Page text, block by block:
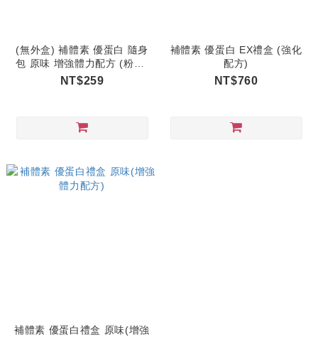
(無外盒) 補體素 優蛋白 隨身
包 原味 增強體力配方 (粉狀)
25公克*10包
NT$259
補體素 優蛋白 EX禮盒 (強化
配方)
NT$760
補體素 優蛋白禮盒 原味(增強